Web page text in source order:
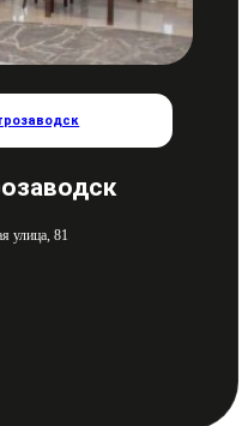
улица, 81